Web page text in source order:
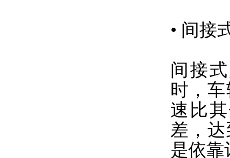
• 间接
间接
时，
速比
差，
是依靠